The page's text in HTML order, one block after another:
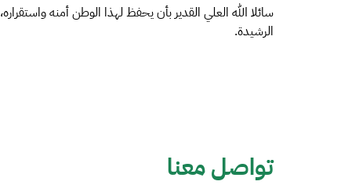
سائلا الله العلي القدير بأن يحفظ لهذا الوطن أمنه
الرشيدة.
تواصل معنا